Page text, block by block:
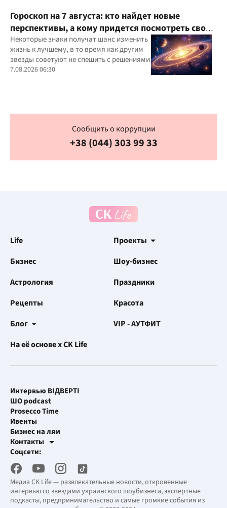
Гороскоп на 7 августа: кто найдет новые
перспективы, а кому придется посмотреть свои
приоритеты
Некоторые знаки получат шанс изменить
жизнь к лучшему, в то время как другим
звезды советуют не спешить с решениями
7.08.2026 06:30
Сообщить о коррупции
+38 (044) 303 99 33
Life
Проекты
Бизнес
Шоу-бизнес
Астрология
Праздники
Рецепты
Красота
Блог
VIP - АУТФИТ
На её основе x CK Life
Медиа CK Life — развлекательные новости, откровенные
интервью со звездами украинского шоубизнеса, экспертные
подкасты, предпринимательство и самые громкие события из
Интервью ВІДВЕРТІ
ШО podcast
Prosecco Time
Ивенты
Бизнес на лям
Контакты
Рекламные интеграции
Рабочая почта
Соцсети: